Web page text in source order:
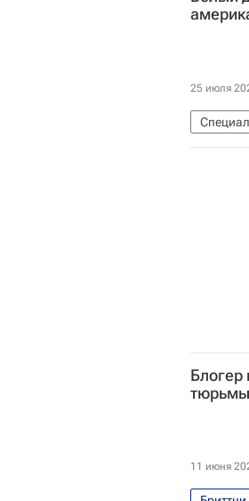
25 июля
Карин
Блогер
тюрьмы
11 июня